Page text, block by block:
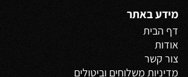
מידע באתר
דף הבית
אודות
צור קשר
מדיניות משלוחים וביטולים